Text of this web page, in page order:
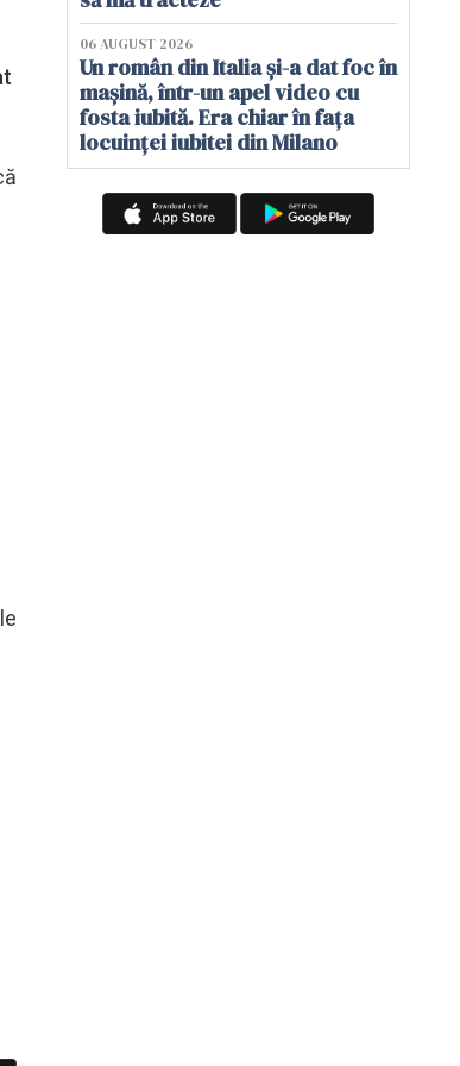
06 AUGUST 2026
Un român din Italia și-a dat foc în
mașină, într-un apel video cu
fosta iubită. Era chiar în fața
locuinței iubitei din Milano